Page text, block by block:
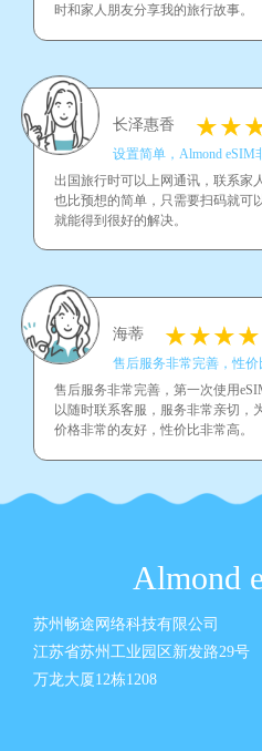
时和家人朋友分享我的旅行故事。
长泽惠香
设置简单，Almond eSIM
出国旅行时可以上网通讯，联系家
也比预想的简单，只需要扫码就可
就能得到很好的解决。
海蒂
售后服务非常完善，性价
售后服务非常完善，第一次使用
以随时联系客服，服务非常亲切，
价格非常的友好，性价比非常高。
Almond
苏州畅途网络科技有限公司
江苏省苏州工业园区新发路29号
万龙大厦12栋1208